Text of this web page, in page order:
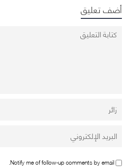
أضف تعليق
Notify me of follow-up comments by email.